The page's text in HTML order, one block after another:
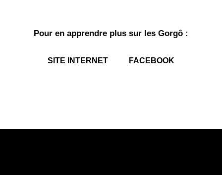
Pour en apprendre plus sur les Gorgô :
SITE INTERNET FACEBOOK
U